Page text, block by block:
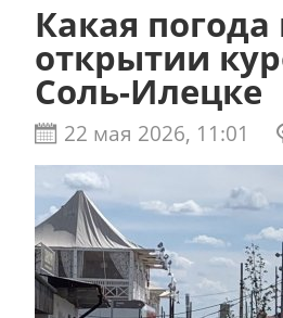
Какая погода
открытии
Соль-Илецке
22 мая 2026, 11:01